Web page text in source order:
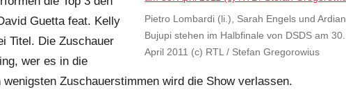
Pietro Lombardi (li.), Sarah Engels und Ardian
Bujupi stehen im Halbfinale von DSDS am 30.
April 2011 (c) RTL / Stefan Gregorowius
Guetta feat. Kelly
Titel. Die Zuschauer
wer es in die
Zuschauerstimmen wird die Show verlassen.